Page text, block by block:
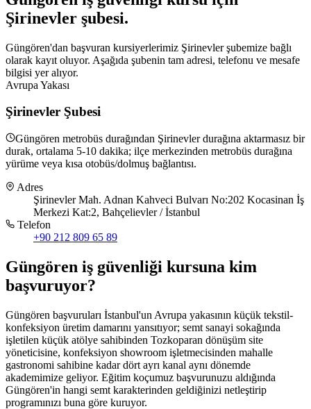
Şirinevler şubesi.
Güngören'dan başvuran kursiyerlerimiz Şirinevler şubemize bağlı
olarak kayıt oluyor. Aşağıda şubenin tam adresi, telefonu ve mesafe
bilgisi yer alıyor.
Avrupa Yakası
Şirinevler Şubesi
Güngören metrobüs durağından Şirinevler durağına aktarmasız bir
durak, ortalama 5-10 dakika; ilçe merkezinden metrobüs durağına
yürüme veya kısa otobüs/dolmuş bağlantısı.
Adres
Şirinevler Mah. Adnan Kahveci Bulvarı No:202 Kocasinan İş
Merkezi Kat:2, Bahçelievler / İstanbul
Telefon
+90 212 809 65 89
Güngören iş güvenliği kursuna kim
başvuruyor?
Güngören başvuruları İstanbul'un Avrupa yakasının küçük tekstil-
konfeksiyon üretim damarını yansıtıyor; semt sanayi sokağında
işletilen küçük atölye sahibinden Tozkoparan dönüşüm site
yöneticisine, konfeksiyon showroom işletmecisinden mahalle
gastronomi sahibine kadar dört ayrı kanal aynı dönemde
akademimize geliyor. Eğitim koçumuz başvurunuzu aldığında
Güngören'in hangi semt karakterinden geldiğinizi netleştirip
programınızı buna göre kuruyor.